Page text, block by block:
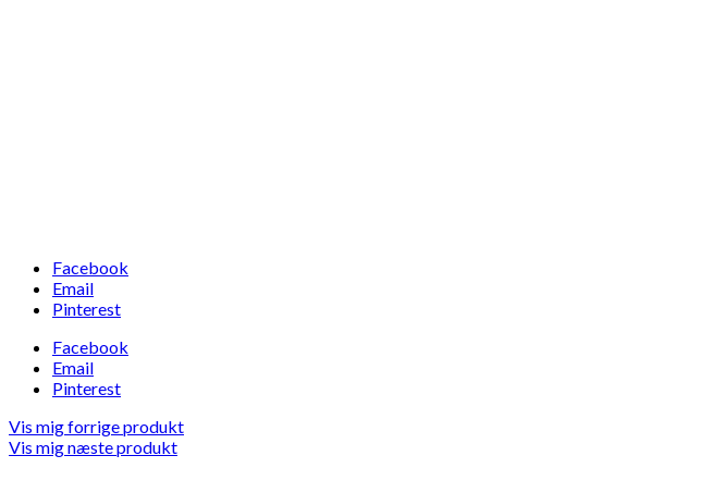
Facebook
Email
Pinterest
Facebook
Email
Pinterest
Vis mig forrige produkt
Vis mig næste produkt